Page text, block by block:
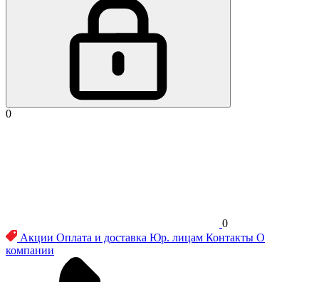
0
0
Акции Оплата и доставка Юр. лицам Контакты О
компании